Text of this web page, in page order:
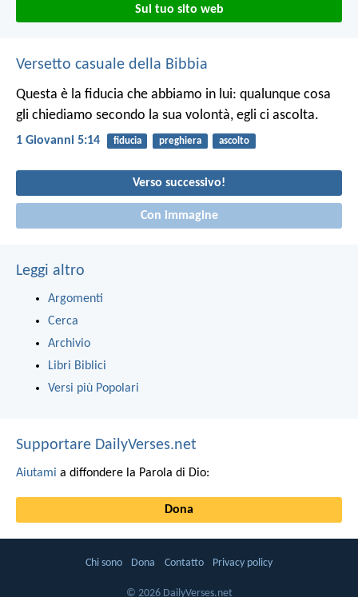
Sul tuo sito web
Versetto casuale della Bibbia
Questa è la fiducia che abbiamo in lui: qualunque cosa
gli chiediamo secondo la sua volontà, egli ci ascolta.
1 Giovanni 5:14 fiducia preghiera ascolto
Verso successivo!
Con immagine
Leggi altro
Argomenti
Cerca
Archivio
Libri Biblici
Versi più Popolari
Supportare DailyVerses.net
Aiutami a diffondere la Parola di Dio:
Dona
Chi sono Dona Contatto Privacy policy
© 2026 DailyVerses.net